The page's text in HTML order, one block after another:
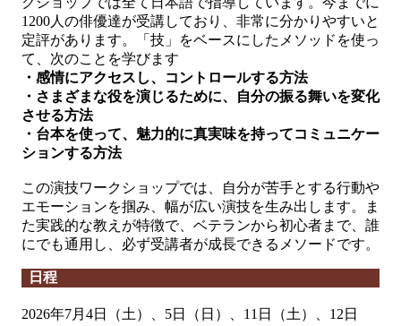
1200人の俳優達が受講しており、非常に分かりやすいと
定評があります。「技」をベースにしたメソッドを使っ
て、次のことを学びます
・感情にアクセスし、コントロールする方法
・さまざまな役を演じるために、自分の振る舞いを変化
させる方法
・台本を使って、魅力的に真実味を持ってコミュニケー
ションする方法
この演技ワークショップでは、自分が苦手とする行動や
エモーションを掴み、幅が広い演技を生み出します。ま
た実践的な教えが特徴で、ベテランから初心者まで、誰
にでも通用し、必ず受講者が成長できるメソードです。
日程
2026年7月4日（土）、5日（日）、11日（土）、12日